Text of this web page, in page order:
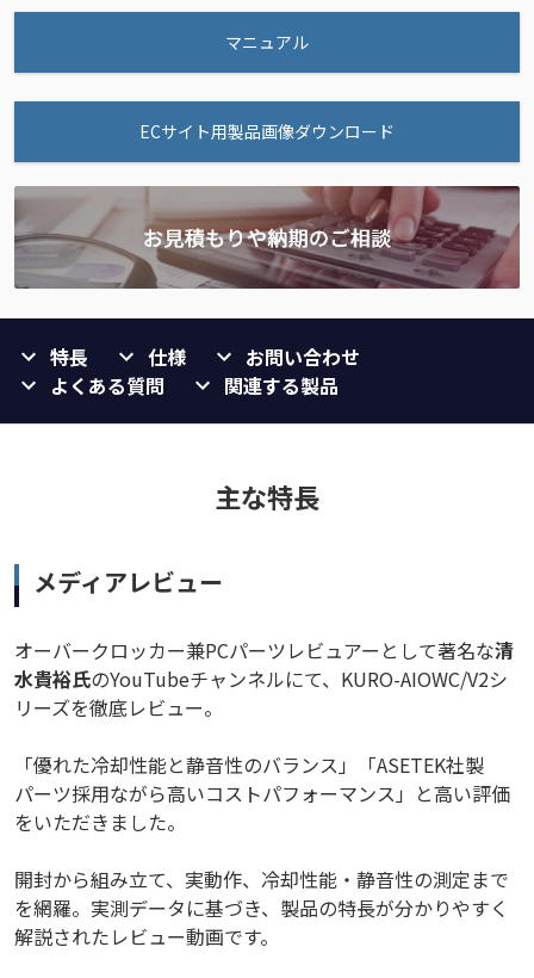
マニュアル
ECサイト用製品画像ダウンロード
特長 仕様
お問い合わせ
よくある質問
関連する製品
主な特長
メディアレビュー
オーバークロッカー兼PCパーツレビュアーとして著名な清
水貴裕氏のYouTubeチャンネルにて、KURO-AIOWC/V2シ
リーズを徹底レビュー。
「優れた冷却性能と静音性のバランス」「ASETEK社製
パーツ採用ながら高いコストパフォーマンス」と高い評価
をいただきました。
開封から組み立て、実動作、冷却性能・静音性の測定まで
を網羅。実測データに基づき、製品の特長が分かりやすく
解説されたレビュー動画です。